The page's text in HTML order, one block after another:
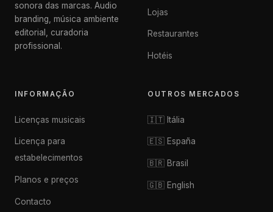
sonora das marcas. Audio
branding, música ambiente
editorial, curadoria
profissional.
Lojas
Restaurantes
Hotéis
INFORMAÇÃO
Licenças musicais
Licença para
estabelecimentos
Planos e preços
Contacto
OUTROS MERCADOS
🇮🇹 Itália
🇪🇸 España
🇧🇷 Brasil
🇬🇧 English